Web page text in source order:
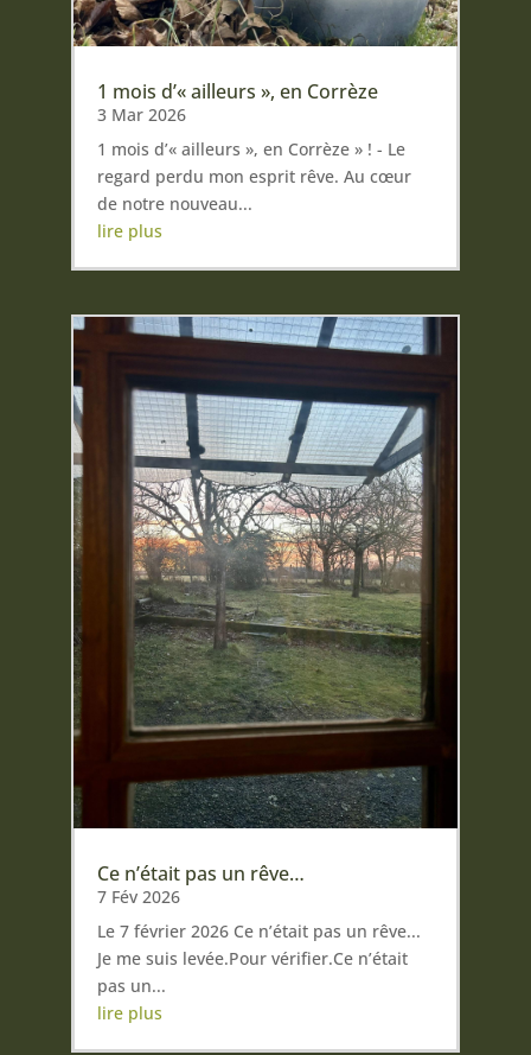
1 mois d’« ailleurs », en Corrèze
3 Mar 2026
1 mois d’« ailleurs », en Corrèze » ! - Le
regard perdu mon esprit rêve. Au cœur
de notre nouveau...
lire plus
Ce n’était pas un rêve…
7 Fév 2026
Le 7 février 2026 Ce n’était pas un rêve...
Je me suis levée.Pour vérifier.Ce n’était
pas un...
lire plus